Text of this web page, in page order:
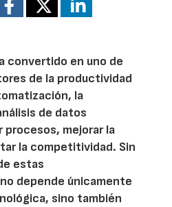
convertido en uno de
de la productividad
la
de datos
mejorar la
la competitividad. Sin
estas
depende únicamente
sino también